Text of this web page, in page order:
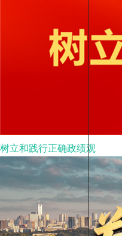
树立和践行正确政绩观